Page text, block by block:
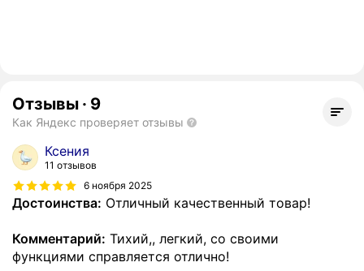
Отзывы · 9
Как Яндекс проверяет отзывы
Ксения
11 отзывов
6 ноября 2025
Достоинства: Отличный качественный товар!
Комментарий: Тихий,, легкий, со своими
функциями справляется отлично!